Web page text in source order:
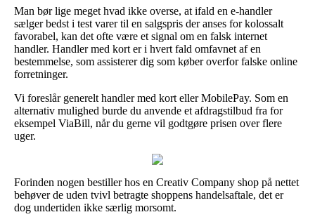
Man bør lige meget hvad ikke overse, at ifald en e-handler
sælger bedst i test varer til en salgspris der anses for kolossalt
favorabel, kan det ofte være et signal om en falsk internet
handler. Handler med kort er i hvert fald omfavnet af en
bestemmelse, som assisterer dig som køber overfor falske online
forretninger.
Vi foreslår generelt handler med kort eller MobilePay. Som en
alternativ mulighed burde du anvende et afdragstilbud fra for
eksempel ViaBill, når du gerne vil godtgøre prisen over flere
uger.
Forinden nogen bestiller hos en Creativ Company shop på nettet
behøver de uden tvivl betragte shoppens handelsaftale, det er
dog undertiden ikke særlig morsomt.